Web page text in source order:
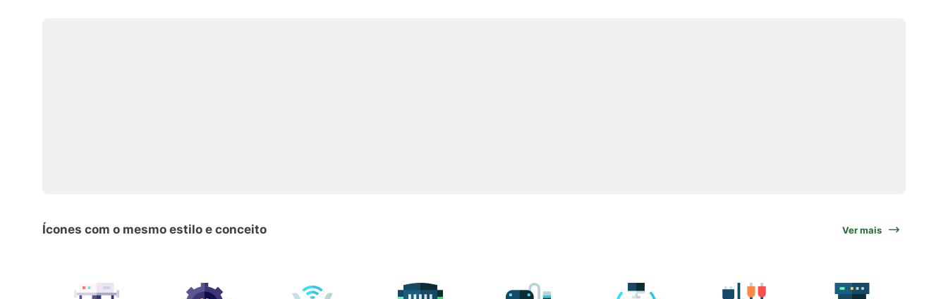
Ícones com o mesmo estilo e conceito Ver mais